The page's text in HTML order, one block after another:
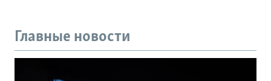
Главные новости